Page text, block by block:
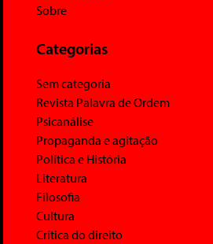
Sobre
Categorias
Sem categoria
Revista Palavra de Ordem
Psicanálise
Propaganda e agitação
Política e História
Literatura
Filosofia
Cultura
Crítica do direito